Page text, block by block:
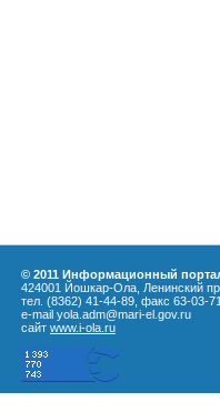
© 2011 Информационный
424001 Йошкар-Ола, Ленинский
тел. (8362) 41-44-89, факс 63-03-71,
e-mail yola.adm@mari-el.gov.ru
сайт www.i-ola.ru